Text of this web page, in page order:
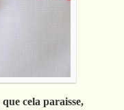
cela paraisse,